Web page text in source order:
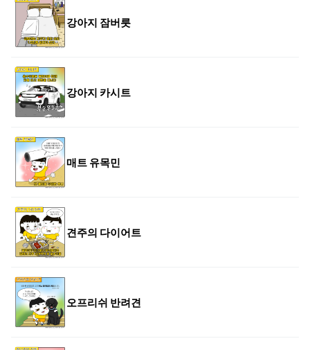
강아지 잠버릇
강아지 카시트
매트 유목민
견주의 다이어트
오프리쉬 반려견